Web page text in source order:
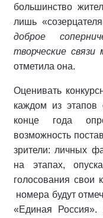
большинство
лишь
доброе
творческие связи
отметила она.
Оценивать
каждом из этапов
конце года
возможность
зрители: личных
на этапах,
голосования свои
номера будут
«Единая Россия».